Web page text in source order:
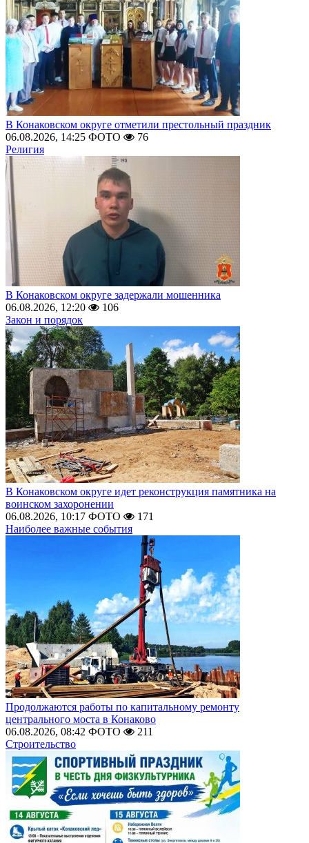
В Конаковском округе отметили престольный праздник
06.08.2026, 14:25 ФОТО
76
Религия
В Конаковском округе задержали мошенника
06.08.2026, 12:20
106
Закон и порядок
В Конаковском округе идет реконструкция памятника на
воинском захоронении
06.08.2026, 10:17 ФОТО
171
Наиболее важные события
Продолжаются работы по капитальному ремонту
центрального моста в Конаково
06.08.2026, 08:42 ФОТО
211
Строительство